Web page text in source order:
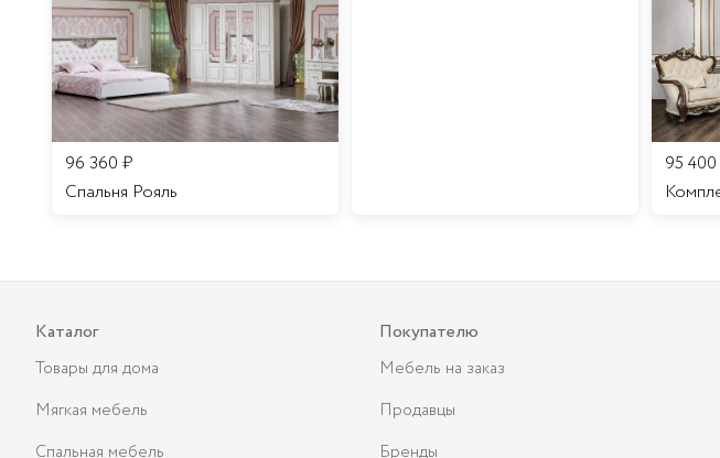
96 360 ₽
Спальня Рояль
95 400
Каталог
Товары для дома
Мягкая мебель
Спальная мебель
Покупателю
Мебель на заказ
Продавцы
Бренды